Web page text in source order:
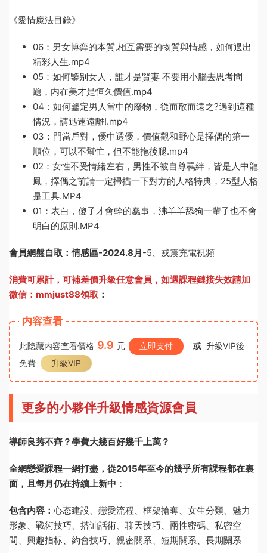
《愛情魔法目錄》
06：男女博弈的本質,相互需要的物質與情感，如何過出
精彩人生.mp4
05：如何鑒别女人，誰才是賢妻 不要用小腦去思考問
題，内在美才是恒久價值.mp4
04：如何鑒定男人當中的廢物，從而敬而遠之?遇到這種
情況，請迅速遠離!.mp4
03：門當戶對，優中選優，價值觀和野心是擇偶的第一
順位，可以不幫忙，但不能拖後腿.mp4
02：女性不受情緒左右，男性不被自尊羁絆，皆是人中龍
鳳，擇偶之前請一定掃描一下對方的人格特典，25型人格
是工具.MP4
01：表白，傻子才會幹的蠢事，沸羊羊舔狗一輩子也不會
明白的原則.MP4
會員網盤自取：情感區-2024.8月 -5、戎震充電視頻
消費可累計，可補差價升級任意會員， 如遇課程鏈接失效請加
微信：mmjust88領取 ：
内容查看
此隐藏内容查看價格 9.9 元 立即支付 或 升級VIP後
免費
升級VIP
更多的小夥伴升級情感資源會員
導師良莠不齊？學費大幾百好幾千上萬？
全網戀愛課程一網打盡，從2015年至今的幾乎所有課程都在裏
面，且每月仍在持續上新中 ：
包含内容： 心态建設、戀愛流程、框架搶奪、女生分類、魅力
形象、戰術技巧、搭讪話術、聊天技巧、兩性密碼、私密空
間、興趣指标、約會技巧、親密關系、短期關系、長期關系